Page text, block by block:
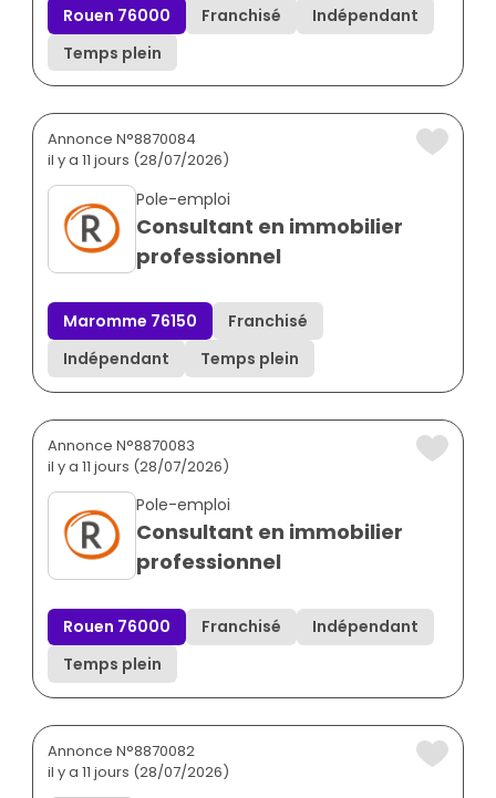
Rouen 76000 Franchisé
Indépendant
Temps plein
Annonce N°8870084
il y a 11 jours (28/07/2026)
Pole-emploi
Consultant en immobilier
professionnel
Maromme 76150
Franchisé
Indépendant
Temps plein
Annonce N°8870083
il y a 11 jours (28/07/2026)
Pole-emploi
Consultant en immobilier
professionnel
Rouen 76000 Franchisé
Indépendant
Temps plein
Annonce N°8870082
il y a 11 jours (28/07/2026)